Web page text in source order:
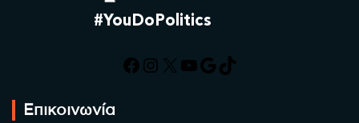
#YouDoPolitics
Facebook
Instagram
X YouTube
Google
TikTok
Επικοινωνία